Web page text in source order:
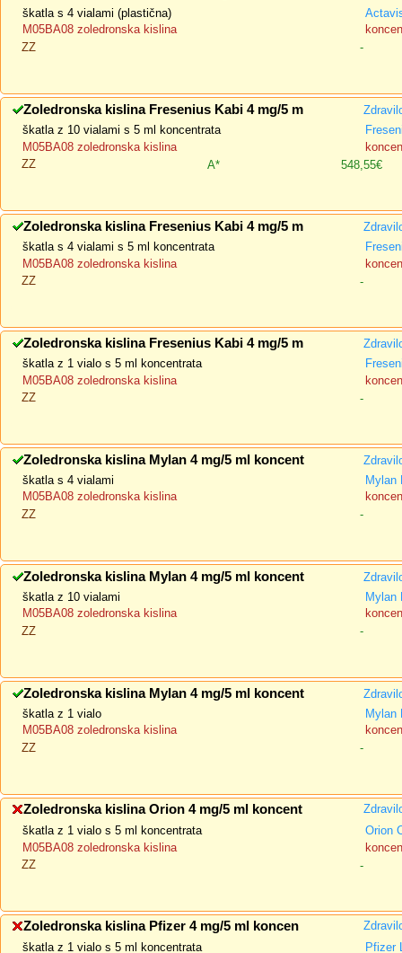
škatla s 4 vialami (plastična)
M05BA08 zoledronska kislina
ZZ
-
Zoledronska kislina Fresenius Kabi 4 mg/5 m
škatla z 10 vialami s 5 ml koncentrata
M05BA08 zoledronska kislina
ZZ
A* 548,55€
Zoledronska kislina Fresenius Kabi 4 mg/5 m
škatla s 4 vialami s 5 ml koncentrata
M05BA08 zoledronska kislina
ZZ
-
Zoledronska kislina Fresenius Kabi 4 mg/5 m
škatla z 1 vialo s 5 ml koncentrata
M05BA08 zoledronska kislina
ZZ
-
Zoledronska kislina Mylan 4 mg/5 ml koncent
škatla s 4 vialami
Mylan
M05BA08 zoledronska kislina
ZZ
-
Zoledronska kislina Mylan 4 mg/5 ml koncent
škatla z 10 vialami
Mylan
M05BA08 zoledronska kislina
ZZ
-
Zoledronska kislina Mylan 4 mg/5 ml koncent
škatla z 1 vialo
Mylan
M05BA08 zoledronska kislina
ZZ
-
Zoledronska kislina Orion 4 mg/5 ml koncent
škatla z 1 vialo s 5 ml koncentrata
Orion
M05BA08 zoledronska kislina
ZZ
-
Zoledronska kislina Pfizer 4 mg/5 ml koncen
škatla z 1 vialo s 5 ml koncentrata
Pfizer